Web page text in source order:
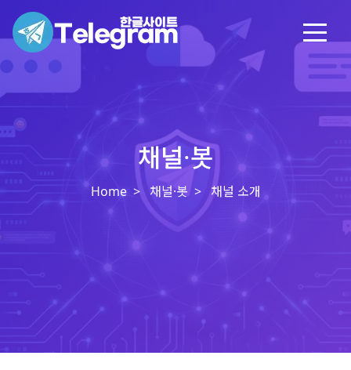
채널·봇
Home 채널·봇 채널 소개